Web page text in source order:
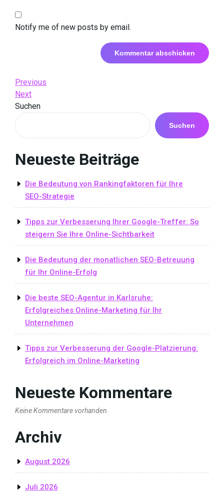
Notify me of new posts by email.
Beitrags-
Navigation
Previous
Post
Previous
Next
Post
Next
Suchen
Suchen
Neueste Beiträge
Die Bedeutung von Rankingfaktoren für Ihre
SEO-Strategie
Tipps zur Verbesserung Ihrer Google-Treffer: So
steigern Sie Ihre Online-Sichtbarkeit
Die Bedeutung der monatlichen SEO-Betreuung
für Ihr Online-Erfolg
Die beste SEO-Agentur in Karlsruhe:
Erfolgreiches Online-Marketing für Ihr
Unternehmen
Tipps zur Verbesserung der Google-Platzierung:
Erfolgreich im Online-Marketing
Neueste Kommentare
Keine Kommentare vorhanden.
Archiv
August 2026
Juli 2026